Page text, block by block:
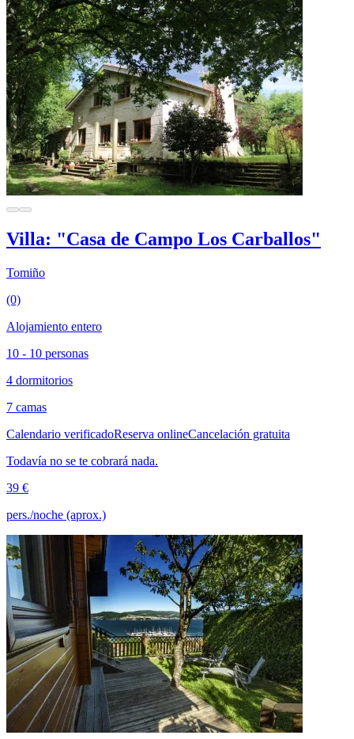
Villa: "Casa de Campo Los Carballos"
Tomiño
(0)
Alojamiento entero
10 - 10 personas
4 dormitorios
7 camas
Calendario verificadoReserva onlineCancelación gratuita
Todavía no se te cobrará nada.
39 €
pers./noche (aprox.)